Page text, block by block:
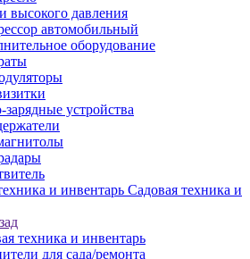
высокого давления
автомобильный
оборудование
зарядные устройства
Садовая техника и
техника и инвентарь
для сада/ремонта